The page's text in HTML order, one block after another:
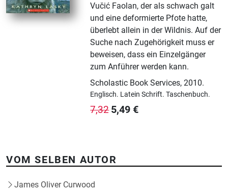
Vučić Faolan, der als schwach galt
und eine deformierte Pfote hatte,
überlebt allein in der Wildnis. Auf der
Suche nach Zugehörigkeit muss er
beweisen, dass ein Einzelgänger
zum Anführer werden kann.
Scholastic Book Services,2010.
Englisch. Latein Schrift.Taschenbuch.
7,32 5,49 €
VOM SELBEN AUTOR
James Oliver Curwood